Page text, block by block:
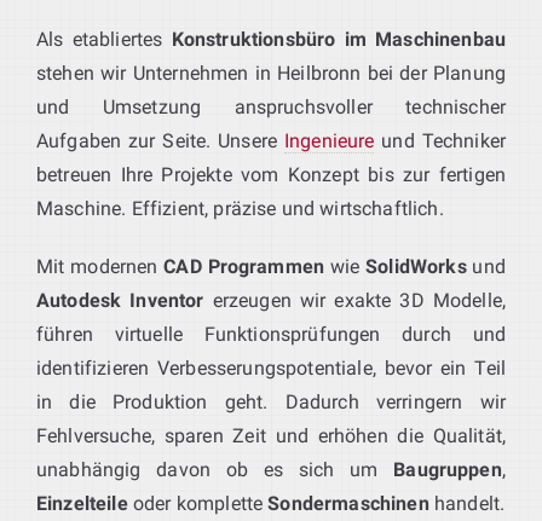
Als etabliertes Konstruktionsbüro im Maschinenbau
stehen wir Unternehmen in Heilbronn bei der Planung
und Umsetzung anspruchsvoller technischer
Aufgaben zur Seite. Unsere Ingenieure und Techniker
betreuen Ihre Projekte vom Konzept bis zur fertigen
Maschine. Effizient, präzise und wirtschaftlich.
Mit modernenCAD Programmen wieSolidWorksund
Autodesk Inventor erzeugen wir exakte 3D Modelle,
führen virtuelle Funktionsprüfungen durch und
identifizieren Verbesserungspotentiale, bevor ein Teil
in die Produktion geht. Dadurch verringern wir
Fehlversuche, sparen Zeit und erhöhen die Qualität,
unabhängig davon ob es sich um Baugruppen,
Einzelteileoder kompletteSondermaschinenhandelt.